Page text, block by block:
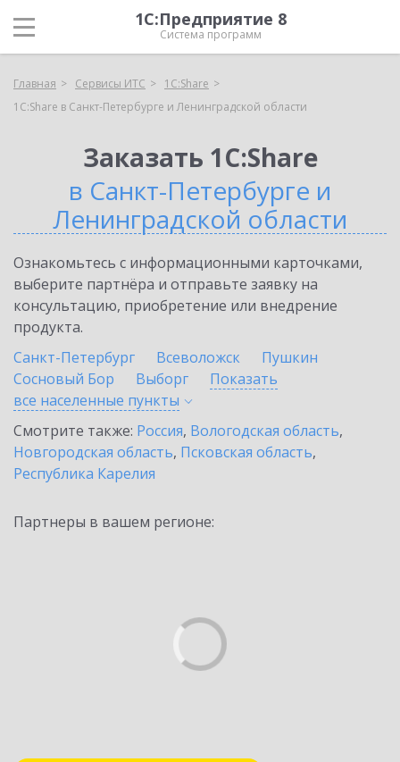
1С:Предприятие 8
Система программ
Главная Сервисы ИТС
1С:Share
1С:Share в Санкт-Петербурге и Ленинградской области
Заказать 1С:Share
в Санкт-Петербурге и
Ленинградской области
Ознакомьтесь с информационными карточками,
выберите партнёра и отправьте заявку на
консультацию, приобретение или внедрение
продукта.
Санкт-Петербург
Всеволожск
Пушкин
Сосновый Бор
Выборг
Показать
все населенные пункты
Смотрите также: Россия, Вологодская область,
Новгородская область, Псковская область,
Республика Карелия
Партнеры в вашем регионе: